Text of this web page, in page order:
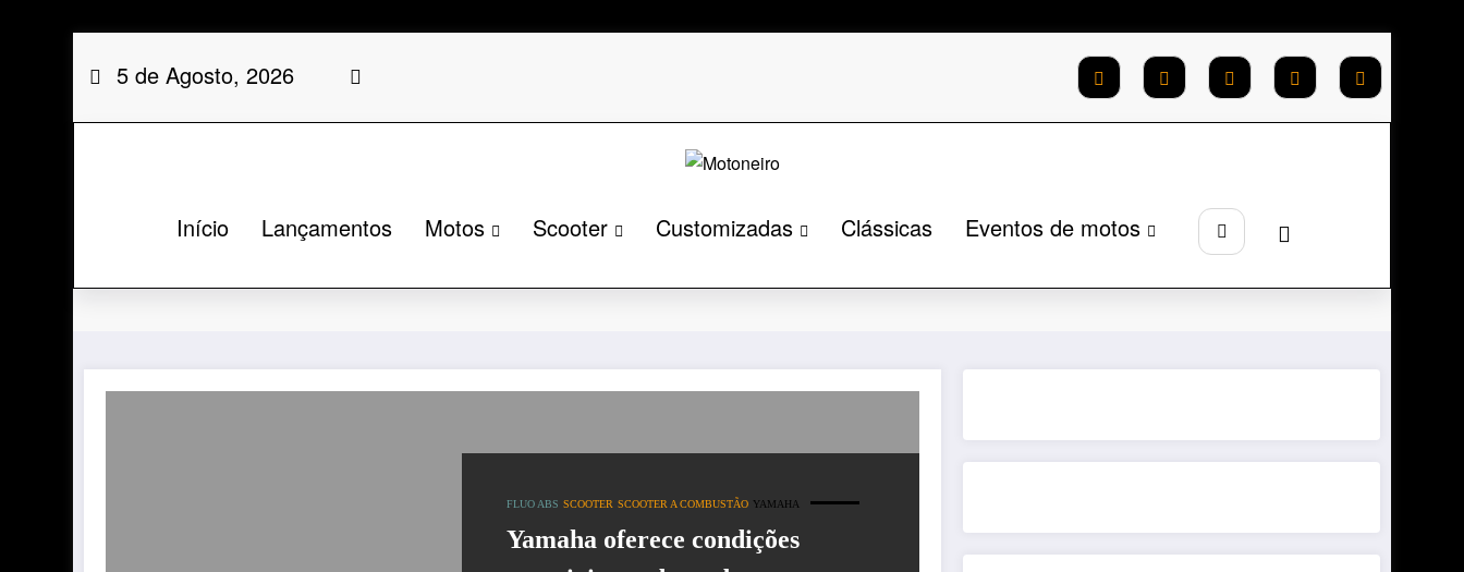
para
conteúdo
5 de Agosto, 2026
Início Lançamentos Motos Scooter Customizadas Clássicas Eventos de motos
FLUO ABS SCOOTER SCOOTER A COMBUSTÃO YAMAHA
Yamaha oferece condições